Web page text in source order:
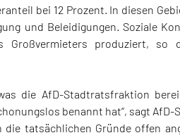
bei 12 Prozent. In diesen
und Beleidigungen. Soziale
produziert, so
die AfD-Stadtratsfraktion
benannt hat“, sagt
tatsächlichen Gründe offen